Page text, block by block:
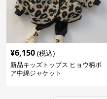
¥6,150 (税込)
新品キッズトップス ヒョウ柄ボ
ア中綿ジャケット